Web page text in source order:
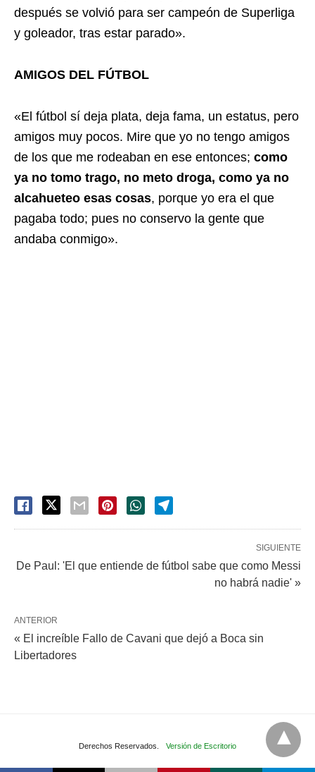
después se volvió para ser campeón de Superliga
y goleador, tras estar parado».
AMIGOS DEL FÚTBOL
«El fútbol sí deja plata, deja fama, un estatus, pero
amigos muy pocos. Mire que yo no tengo amigos
de los que me rodeaban en ese entonces; como
ya no tomo trago, no meto droga, como ya no
alcahueteo esas cosas, porque yo era el que
pagaba todo; pues no conservo la gente que
andaba conmigo».
SIGUIENTE
De Paul: 'El que entiende de fútbol sabe que como Messi
no habrá nadie' »
ANTERIOR
« El increíble Fallo de Cavani que dejó a Boca sin
Libertadores
Derechos Reservados. Versión de Escritorio